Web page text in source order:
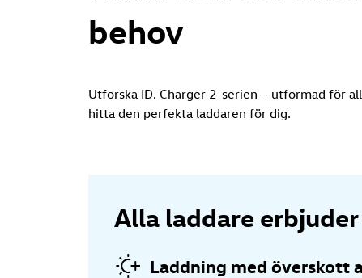
behov
Utforska ID. Charger 2-serien – utformad för
hitta den perfekta laddaren för dig.
Alla laddare
Laddning med överskott